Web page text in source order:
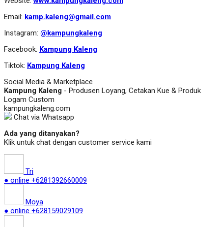
Email: kamp.kaleng@gmail.com
Instagram: @kampungkaleng
Facebook: Kampung Kaleng
Tiktok: Kampung Kaleng
Social Media & Marketplace
Kampung Kaleng - Produsen Loyang, Cetakan Kue & Produk
Logam Custom
kampungkaleng.com
Chat via Whatsapp
Ada yang ditanyakan?
Klik untuk chat dengan customer service kami
Tri
● online +6281392660009
Moya
● online +628159029109